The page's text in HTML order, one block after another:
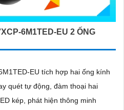
6M1TED-EU 2 ỐNG
EU tích hợp hai ống kính
quét tự động, đàm thoại hai
kép, phát hiện thông minh